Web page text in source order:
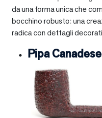
da una forma unica che
bocchino robusto: una
radica con dettagli
Pipa Canadese